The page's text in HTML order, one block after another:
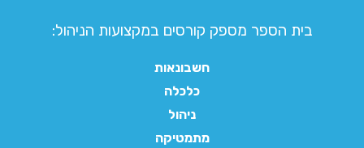
בית הספר מספק קורסים במקצועות הניהול:
חשבונאות
כלכלה
ניהול
מתמטיקה